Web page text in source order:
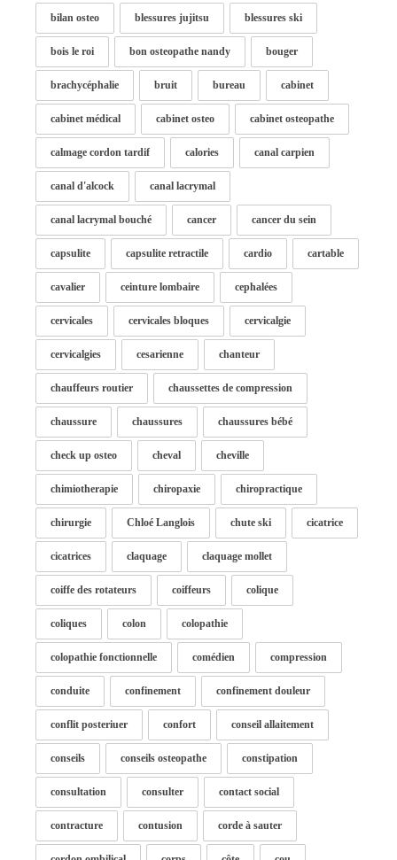
bilan osteo blessures jujitsu blessures ski
bois le roi bon osteopathe nandy bouger
brachycéphalie bruit bureau cabinet
cabinet médical cabinet osteo cabinet osteopathe
calmage cordon tardif calories canal carpien
canal d'alcock canal lacrymal
canal lacrymal bouché cancer cancer du sein
capsulite capsulite retractile cardio cartable
cavalier ceinture lombaire cephalées
cervicales cervicales bloques cervicalgie
cervicalgies cesarienne chanteur
chauffeurs routier chaussettes de compression
chaussure chaussures chaussures bébé
check up osteo cheval cheville
chimiotherapie chiropaxie chiropractique
chirurgie Chloé Langlois chute ski cicatrice
cicatrices claquage claquage mollet
coiffe des rotateurs coiffeurs colique
coliques colon colopathie
colopathie fonctionnelle comédien compression
conduite confinement confinement douleur
conflit posteriuer confort conseil allaitement
conseils conseils osteopathe constipation
consultation consulter contact social
contracture contusion corde à sauter